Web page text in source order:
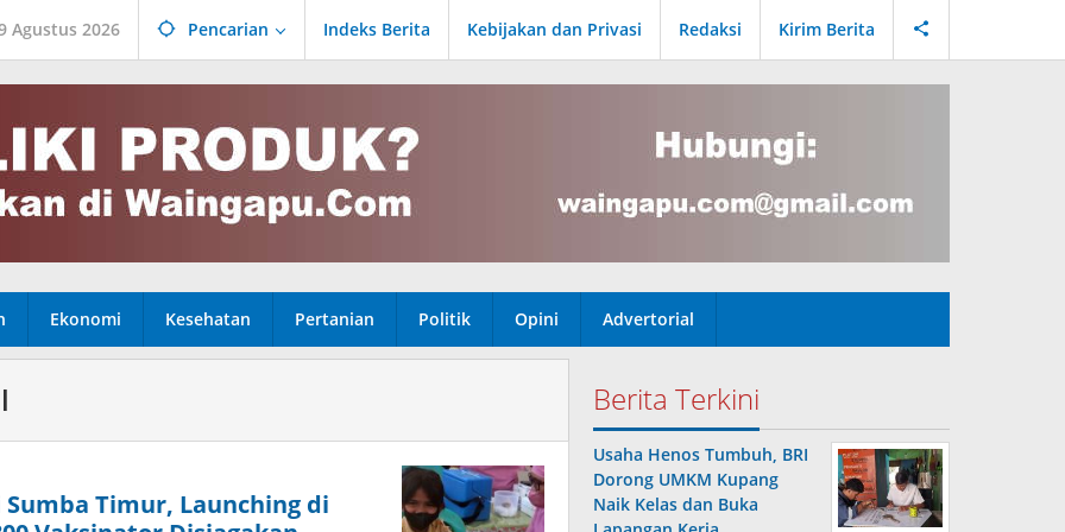
Agustus 2026 Pencarian Indeks Berita Kebijakan dan Privasi Redaksi Kirim Berita
Ekonomi Kesehatan Pertanian Politik Opini Advertorial
Timur, Launching di
Berita Terkini
Usaha Henos Tumbuh, BRI
Dorong UMKM Kupang
Naik Kelas dan Buka